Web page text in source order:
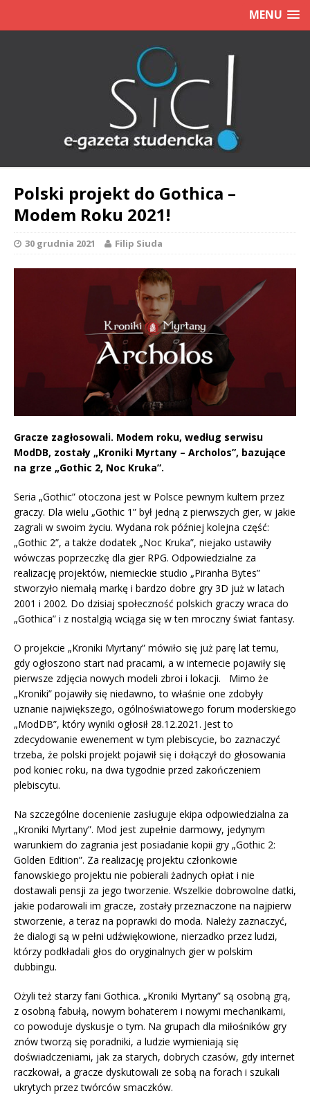
MENU
Polski projekt do Gothica –
Modem Roku 2021!
30 grudnia 2021 Filip Siuda
Gracze zagłosowali. Modem roku, według serwisu
ModDB, zostały „Kroniki Myrtany – Archolos”, bazujące
na grze „Gothic 2, Noc Kruka”.
Seria „Gothic” otoczona jest w Polsce pewnym kultem przez
graczy. Dla wielu „Gothic 1” był jedną z pierwszych gier, w jakie
zagrali w swoim życiu. Wydana rok później kolejna część:
„Gothic 2”, a także dodatek „Noc Kruka”, niejako ustawiły
wówczas poprzeczkę dla gier RPG. Odpowiedzialne za
realizację projektów, niemieckie studio „Piranha Bytes”
stworzyło niemałą markę i bardzo dobre gry 3D już w latach
2001 i 2002. Do dzisiaj społeczność polskich graczy wraca do
„Gothica” i z nostalgią wciąga się w ten mroczny świat fantasy.
O projekcie „Kroniki Myrtany” mówiło się już parę lat temu,
gdy ogłoszono start nad pracami, a w internecie pojawiły się
pierwsze zdjęcia nowych modeli zbroi i lokacji. Mimo że
„Kroniki” pojawiły się niedawno, to właśnie one zdobyły
uznanie największego, ogólnoświatowego forum moderskiego
„ModDB”, który wyniki ogłosił 28.12.2021. Jest to
zdecydowanie ewenement w tym plebiscycie, bo zaznaczyć
trzeba, że polski projekt pojawił się i dołączył do głosowania
pod koniec roku, na dwa tygodnie przed zakończeniem
plebiscytu.
Na szczególne docenienie zasługuje ekipa odpowiedzialna za
„Kroniki Myrtany”. Mod jest zupełnie darmowy, jedynym
warunkiem do zagrania jest posiadanie kopii gry „Gothic 2:
Golden Edition”. Za realizację projektu członkowie
fanowskiego projektu nie pobierali żadnych opłat i nie
dostawali pensji za jego tworzenie. Wszelkie dobrowolne datki,
jakie podarowali im gracze, zostały przeznaczone na najpierw
stworzenie, a teraz na poprawki do moda. Należy zaznaczyć,
że dialogi są w pełni udźwiękowione, nierzadko przez ludzi,
którzy podkładali głos do oryginalnych gier w polskim
dubbingu.
Ożyli też starzy fani Gothica. „Kroniki Myrtany” są osobną grą,
z osobną fabułą, nowym bohaterem i nowymi mechanikami,
co powoduje dyskusje o tym. Na grupach dla miłośników gry
znów tworzą się poradniki, a ludzie wymieniają się
doświadczeniami, jak za starych, dobrych czasów, gdy internet
raczkował, a gracze dyskutowali ze sobą na forach i szukali
ukrytych przez twórców smaczków.